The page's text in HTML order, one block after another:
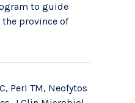
to guide
province of
Perl TM, Neofytos